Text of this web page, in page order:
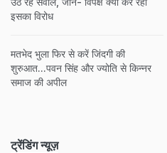
इसका विरोध
मतभेद भुला फिर से करें जिंदगी की
शुरुआत...पवन सिंह और ज्योति से किन्नर
समाज की अपील
ट्रेंडिंग न्यूज़